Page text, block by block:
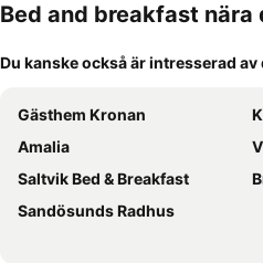
Bed and breakfast nära
Du kanske också är intresserad av
Gästhem Kronan
Amalia
Saltvik Bed & Breakfast
Sandösunds Radhus